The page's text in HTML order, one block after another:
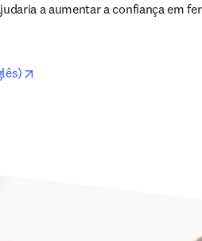
a aumentar a confiança em